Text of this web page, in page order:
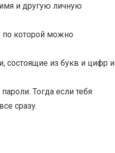
и другую личную
по которой можно
состоящие из букв и цифр и
Тогда если тебя
сразу.